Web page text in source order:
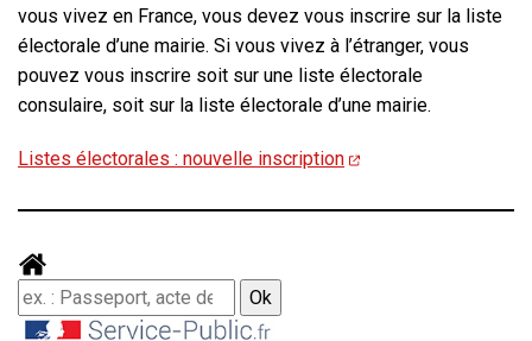
vous vivez en France, vous devez vous inscrire sur la liste
électorale d’une mairie. Si vous vivez à l’étranger, vous
pouvez vous inscrire soit sur une liste électorale
consulaire, soit sur la liste électorale d’une mairie.
Listes électorales : nouvelle inscription